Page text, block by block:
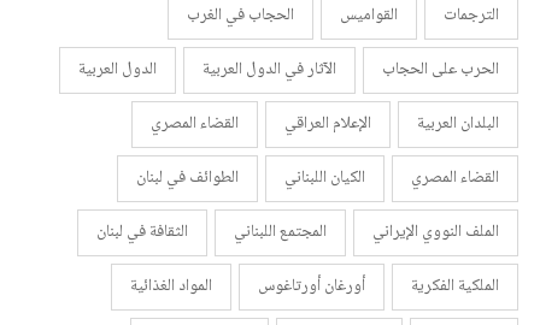
الترجمات
القواميس
الحجاب في الغرب
الحرب على الحجاب
الآثار في الدول العربية
الدول العربية
البلدان العربية
الإعلام العراقي
القضاء المصري
القضاء المصري
الكيان اللبناني
الطوائف في لبنان
الملف النووي الإيراني
المجتمع اللبناني
الثقافة في لبنان
الملكية الفكرية
أورغان أورتاغوس
المواد الغذائية